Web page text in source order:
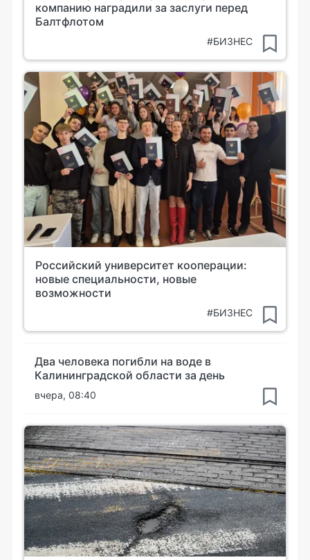
компанию наградили за заслуги перед
Балтфлотом
#БИЗНЕС
Российский университет кооперации:
новые специальности, новые
возможности
#БИЗНЕС
Два человека погибли на воде в
Калининградской области за день
вчера, 08:40